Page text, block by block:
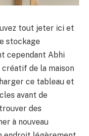
tout jeter ici et
stockage
cependant Abhi
de la maison
ce tableau et
avant de
des
à nouveau